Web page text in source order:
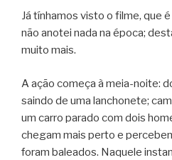
Já tínhamos visto o filme, que
não anotei nada na época;
muito mais.
A ação começa à meia-noite:
saindo de uma lanchonete;
um carro parado com dois
chegam mais perto e
foram baleados. Naquele